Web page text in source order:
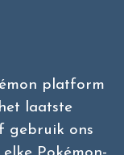
platform
laatste
gebruik ons